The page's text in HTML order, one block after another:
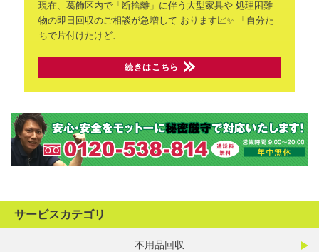
現在、葛飾区内で「断捨離」に伴う大型家具や処理困難
物の即日回収のご相談が急増して おります📈✨
「自分た
ちで片付けたけど、
続きはこちら
サービスカテゴリ
不用品回収